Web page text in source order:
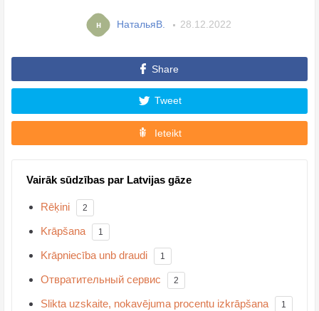
н НатальяB. 28.12.2022
Share
Tweet
Ieteikt
Vairāk sūdzības par Latvijas gāze
Rēķini 2
Krāpšana 1
Krāpniecība unb draudi 1
Отвратительный сервис 2
Slikta uzskaite, nokavējuma procentu izkrāpšana 1